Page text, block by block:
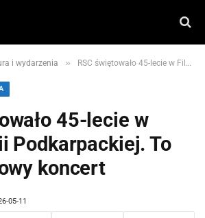
i wydarzenia » RSC świętowało 45-lecie w Filharmonii Podkarpackiej. To był wyjątkowy koncert
45-lecie w
Podkarpackiej. To
koncert
05-11